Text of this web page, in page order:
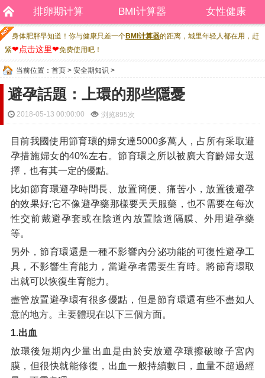
排卵期计算 BMI计算器 女性健康
身体肥胖早知道！你与健康只差一个BMI计算器的距离，城里年轻人都在用，赶
紧❤点击这里❤免费使用吧！
当前位置： 首页 > 安全期知识 >
避孕話題：上環的那些隱憂
2018-05-13 00:00:00 浏览895次
目前我國使用節育環的婦女達5000多萬人，占所有采取避
孕措施婦女的40%左右。節育環之所以被廣大育齡婦女選
擇，也有其一定的優點。
比如節育環避孕時間長、放置簡便、痛苦小，放置後避孕
的效果好;它不像避孕藥那樣要天天服藥，也不需要在每次
性交前戴避孕套或在陰道內放置陰道隔膜、外用避孕藥
等。
另外，節育環還是一種不影響內分泌功能的可復性避孕工
具，不影響生育能力，當避孕者需要生育時。將節育環取
出就可以恢復生育能力。
盡管放置避孕環有很多優點，但是節育環還有些不盡如人
意的地方。主要體現在以下三個方面。
1.出血
放環後短期內少量出血是由於安放避孕環擦破瞭子宮內
膜，但很快就能修復，出血一般持續數日，血量不超過經